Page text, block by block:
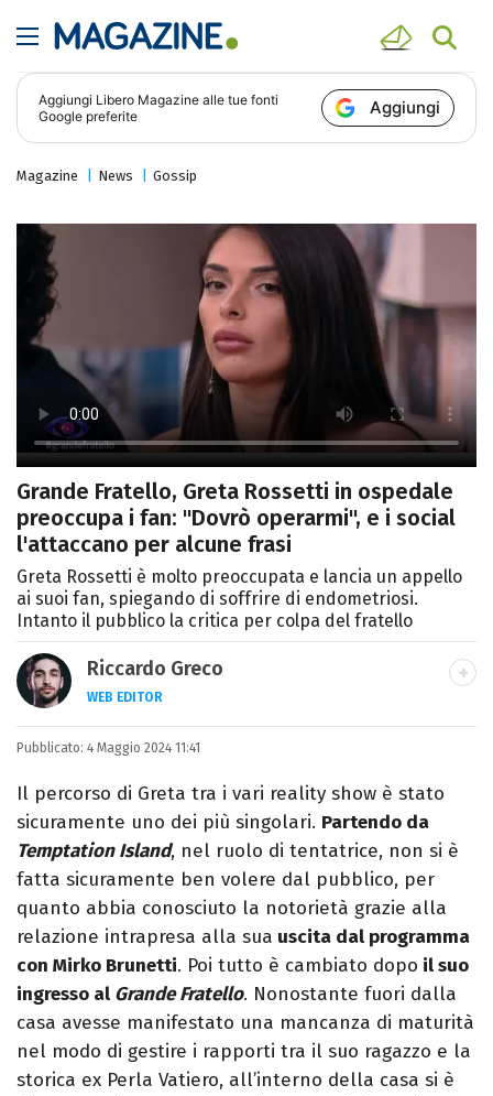
Aggiungi Libero Magazine alle tue fonti
Google preferite
Aggiungi
Magazine News Gossip
Grande Fratello, Greta Rossetti in ospedale
preoccupa i fan: "Dovrò operarmi", e i social
l'attaccano per alcune frasi
Greta Rossetti è molto preoccupata e lancia un appello
ai suoi fan, spiegando di soffrire di endometriosi.
Intanto il pubblico la critica per colpa del fratello
Riccardo Greco
WEB EDITOR
LINKEDIN
Si avvicina all'editoria studiando all'IED
come Fashion Editor. Si specializza poi in
Comunicazione digitale, Giornalismo e
Nuovi media presso La Sapienza,
collaborando con alcune testate ed uffici
stampa.
Pubblicato: 4 Maggio 2024 11:41
Il percorso di Greta tra i vari reality show è stato
sicuramente uno dei più singolari. Partendo da
Temptation Island, nel ruolo di tentatrice, non si è
fatta sicuramente ben volere dal pubblico, per
quanto abbia conosciuto la notorietà grazie alla
relazione intrapresa alla sua uscita dal programma
con Mirko Brunetti. Poi tutto è cambiato dopo il suo
ingresso al Grande Fratello. Nonostante fuori dalla
casa avesse manifestato una mancanza di maturità
nel modo di gestire i rapporti tra il suo ragazzo e la
storica ex Perla Vatiero, all’interno della casa si è